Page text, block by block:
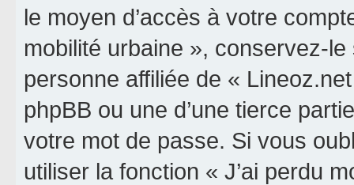
le moyen d’accès à votre
mobilité urbaine », conservez-
personne affiliée de «
phpBB ou une d’une tierce
votre mot de passe. Si vous
utiliser la fonction « J’ai perdu